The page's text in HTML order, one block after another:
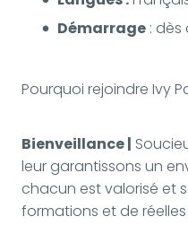
Démarrage : dès
Pourquoi rejoindre Ivy
Bienveillance |
leur garantissons un
chacun est valorisé et
formations et de